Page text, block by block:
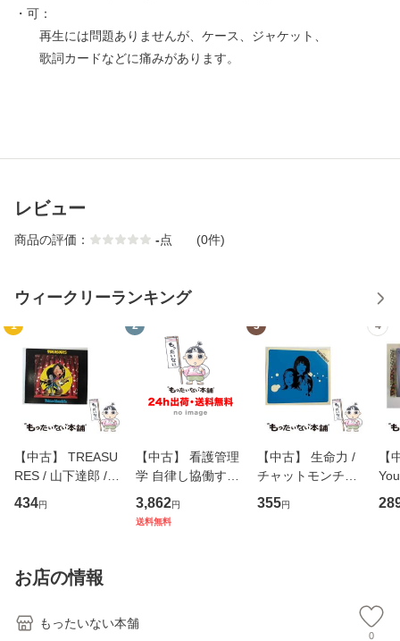
・可：
再生には問題ありませんが、ケース、ジャケット、
歌詞カードなどに痛みがあります。
レビュー
商品の評価： -点 (0件)
ウィークリーランキング
1
【中古】 TREASU
RES / 山下達郎 /
イーストウエス
ト・ジャパン [CD]
434円
2
【中古】 看護管理
学 自律し協働する
専門職の看護マネ
ジメントスキル 改
3,862円
送料無料
3
【中古】 生命力 /
チャットモンチー /
キューンレコード
[CD]【メール便送
355円
4
【
のが
お店の情報
もったいない本舗
0